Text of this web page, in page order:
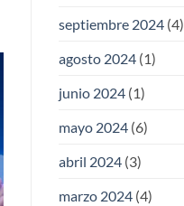
septiembre 2024(4)
agosto 2024(1)
junio 2024(1)
mayo 2024(6)
abril 2024(3)
marzo 2024(4)